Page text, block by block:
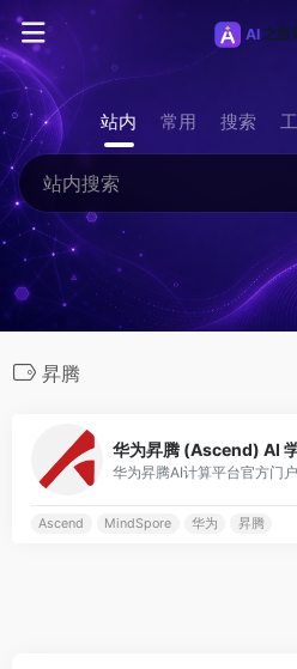
站内 常用 搜索
昇腾
华为昇腾 (Ascend) AI
Ascend MindSpore 华为 昇腾